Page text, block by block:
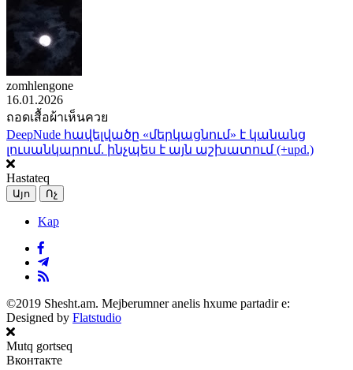
zomhlengone
16.01.2026
ถอดเสื้อผ้าเห็นควย
DeepNude հավելվածը «մերկացնում» է կանանց
լուսանկարում. ինչպես է այն աշխատում (+upd.)
Hastateq
Այո Ոչ
Kap
©2019 Shesht.am. Mejberumner anelis hxume partadir e:
Designed by Flatstudio
Mutq gortseq
Вконтакте